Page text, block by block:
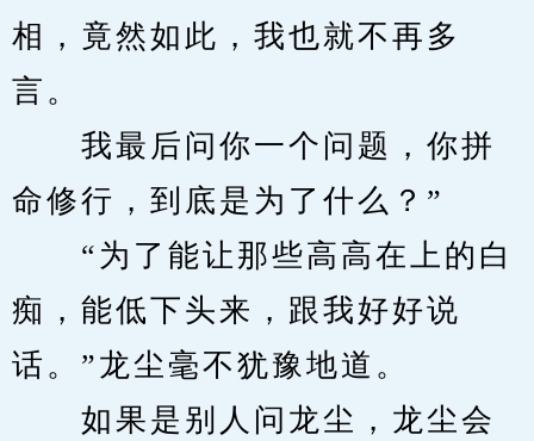
相，竟然如此，我也就不再多
言。
我最后问你一个问题，你拼
命修行，到底是为了什么？”
“为了能让那些高高在上的白
痴，能低下头来，跟我好好说
话。”龙尘毫不犹豫地道。
如果是别人问龙尘，龙尘会